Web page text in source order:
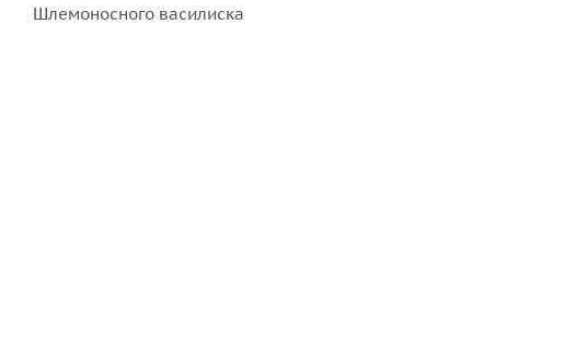
Шлемоносного василиска